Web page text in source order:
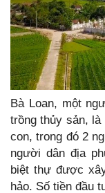
Bà Loan, một
trồng thủy sản,
con, trong đó 2
người dân địa
biệt thự được
hảo. Số tiền đầu